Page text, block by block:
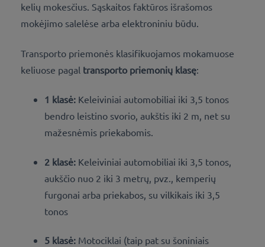
kelių mokesčius. Sąskaitos faktūros išrašomos
mokėjimo salelėse arba elektroniniu būdu.
Transporto priemonės klasifikuojamos mokamuose
keliuose pagal transporto priemonių klasę:
1 klasė: Keleiviniai automobiliai iki 3,5 tonos
bendro leistino svorio, aukštis iki 2 m, net su
mažesnėmis priekabomis.
2 klasė: Keleiviniai automobiliai iki 3,5 tonos,
aukščio nuo 2 iki 3 metrų, pvz., kemperių
furgonai arba priekabos, su vilkikais iki 3,5
tonos
5 klasė: Motociklai (taip pat su šoniniais